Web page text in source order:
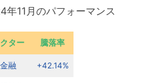
11月のパフォーマンス
ター 騰落率
金融 +42.14%